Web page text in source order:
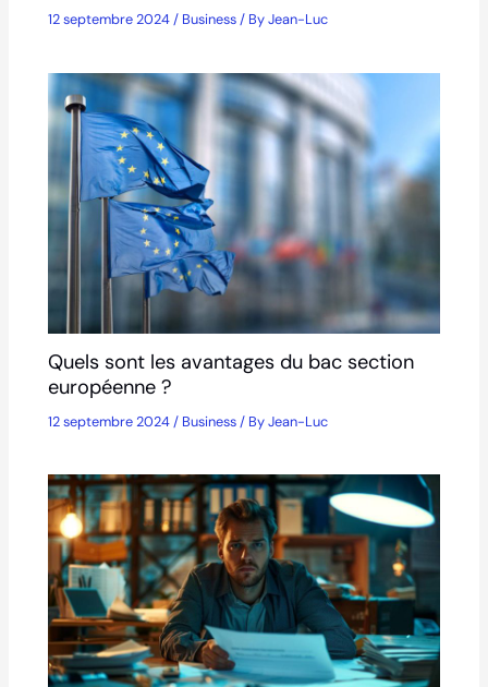
12 septembre 2024/ Business/ ByJean-Luc
Quels sont les avantages du bac section
européenne ?
12 septembre 2024/ Business/ ByJean-Luc